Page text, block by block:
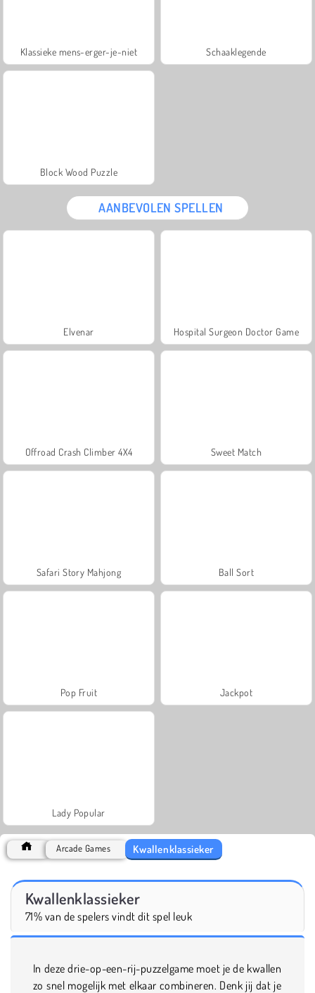
Klassieke mens-erger-je-niet Schaaklegende
Block Wood Puzzle
AANBEVOLEN SPELLEN
Elvenar Hospital Surgeon Doctor Game
Offroad Crash Climber 4X4 Sweet Match
Safari Story Mahjong Ball Sort
Pop Fruit Jackpot
Lady Popular
Arcade Games Kwallenklassieker
Kwallenklassieker
71% van de spelers vindt dit spel leuk
In deze drie-op-een-rij-puzzelgame moet je de kwallen
zo snel mogelijk met elkaar combineren. Denk jij dat je